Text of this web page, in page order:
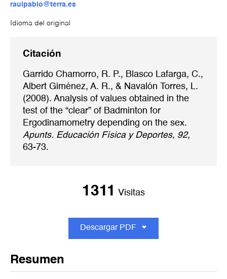
raulpablo@terra.es
Idioma del original
Citación
Garrido Chamorro, R. P., Blasco Lafarga, C.,
Albert Giménez, A. R., & Navalón Torres, L.
(2008). Analysis of values obtained in the
test of the “clear” of Badminton for
Ergodinamometry depending on the sex.
Apunts. Educación Física y Deportes, 92,
63-73.
1311 Visitas
Descargar PDF
Resumen